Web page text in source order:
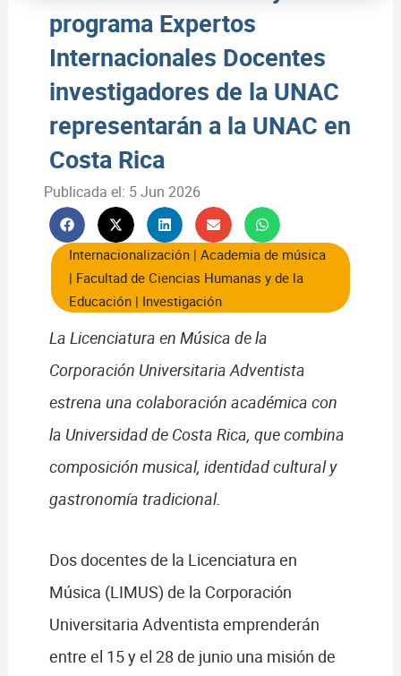
programa Expertos
Internacionales Docentes
investigadores de la UNAC
representarán a la UNAC en
Costa Rica
Publicada el: 5 Jun 2026
Internacionalización| Academia de música
| Facultad de Ciencias Humanas y de la
Educación| Investigación
La Licenciatura en Música de la
Corporación Universitaria Adventista
estrena una colaboración académica con
la Universidad de Costa Rica, que combina
composición musical, identidad cultural y
gastronomía tradicional.
Dos docentes de la Licenciatura en
Música (LIMUS) de la Corporación
Universitaria Adventista emprenderán
entre el 15 y el 28 de junio una misión de